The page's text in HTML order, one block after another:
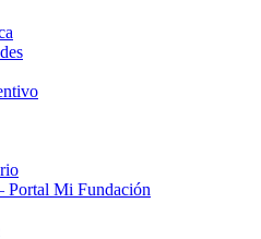
Portal Mi Fundación